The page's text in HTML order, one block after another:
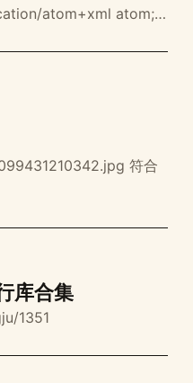
atom+xml atom;
符合
库合集
1351